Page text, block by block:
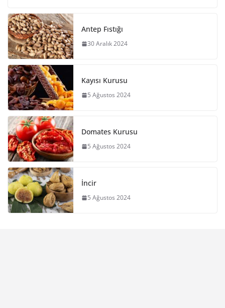
Antep Fıstığı
30 Aralık 2024
Kayısı Kurusu
5 Ağustos 2024
Domates Kurusu
5 Ağustos 2024
İncir
5 Ağustos 2024